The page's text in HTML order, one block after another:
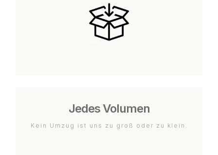
Jedes Volumen
Kein Umzug ist uns zu groß oder zu klein.